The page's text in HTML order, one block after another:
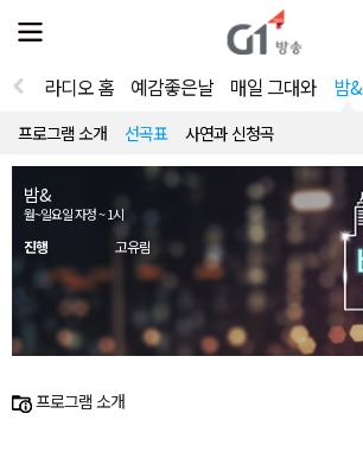
전
체
뉴
열
라디오 홈 예감좋은날 매일 그대와 밤&
프로그램 소개 선곡표 사연과 신청곡
밤&
월~일요일 자정 ~ 1시
진행 고유림
프로그램 소개